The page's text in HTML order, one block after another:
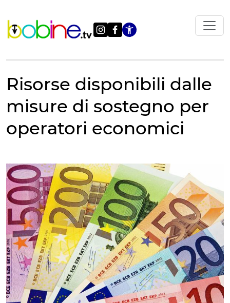
contenuto
Apri le
Risorse disponibili dalle
misure di sostegno per
operatori economici